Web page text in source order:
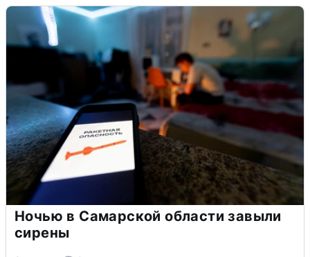
Ночью в Самарской области завыли
сирены